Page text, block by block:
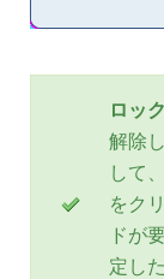
ロッ
解除
して
をク
ドが
定し